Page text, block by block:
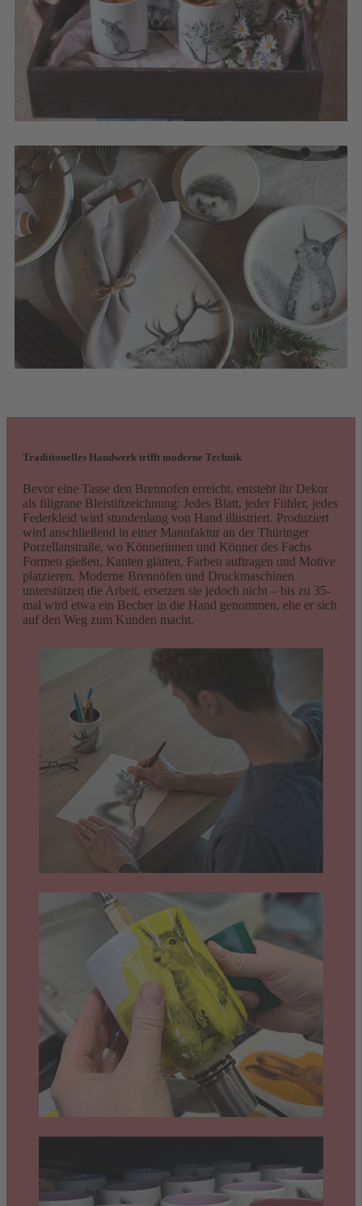
Traditionelles Handwerk trifft moderne Technik
Bevor eine Tasse den Brennofen erreicht, entsteht ihr Dekor
als filigrane Bleistiftzeichnung: Jedes Blatt, jeder Fühler, jedes
Federkleid wird stundenlang von Hand illustriert. Produziert
wird anschließend in einer Manufaktur an der Thüringer
Porzellanstraße, wo Könnerinnen und Könner des Fachs
Formen gießen, Kanten glätten, Farben auftragen und Motive
platzieren. Moderne Brennöfen und Druckmaschinen
unterstützen die Arbeit, ersetzen sie jedoch nicht – bis zu 35-
mal wird etwa ein Becher in die Hand genommen, ehe er sich
auf den Weg zum Kunden macht.